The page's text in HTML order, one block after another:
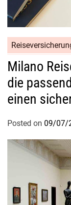
Milano
die
einen
Posted on 09/07/